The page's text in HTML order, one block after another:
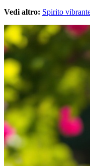
Vedi altro: Spirito